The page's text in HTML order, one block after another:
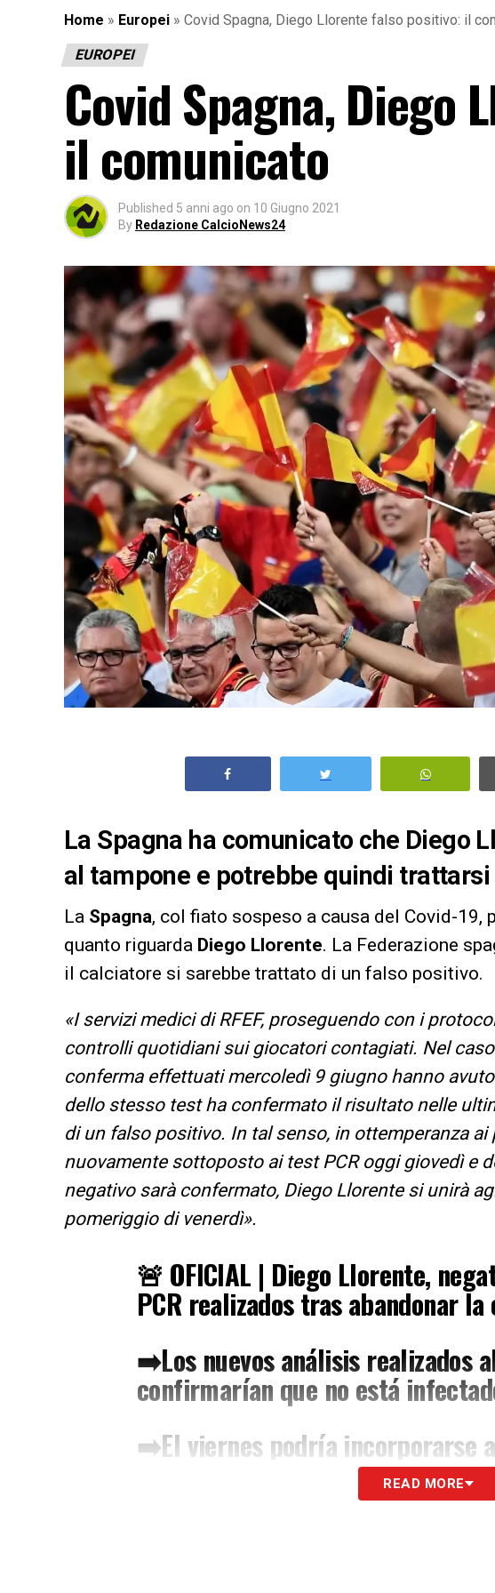
Home » Europei » Covid Spagna, Diego Llorente falso positivo: il
EUROPEI
Covid Spagna, Diego
il comunicato
Published 5 anni ago on 10 Giugno 2021
By Redazione CalcioNews24
La Spagna ha comunicato che Diego
al tampone e potrebbe quindi
La Spagna, col fiato sospeso a causa del Covid-
quanto riguarda Diego Llorente. La Federazione
il calciatore si sarebbe trattato di un falso positivo.
«I servizi medici di RFEF, proseguendo con i
controlli quotidiani sui giocatori contagiati. Nel
conferma effettuati mercoledì 9 giugno hanno
dello stesso test ha confermato il risultato nelle
di un falso positivo. In tal senso, in ottemperanza
nuovamente sottoposto ai test PCR oggi giovedì e
negativo sarà confermato, Diego Llorente si unirà
pomeriggio di venerdì».
🚨 OFICIAL | Diego Llorente,
PCR realizados tras abandonar
➡️Los nuevos análisis realizados
confirmarían que no está
➡️El viernes podría incorporarse
https://t.co/3wHrk9tar3READ MORE